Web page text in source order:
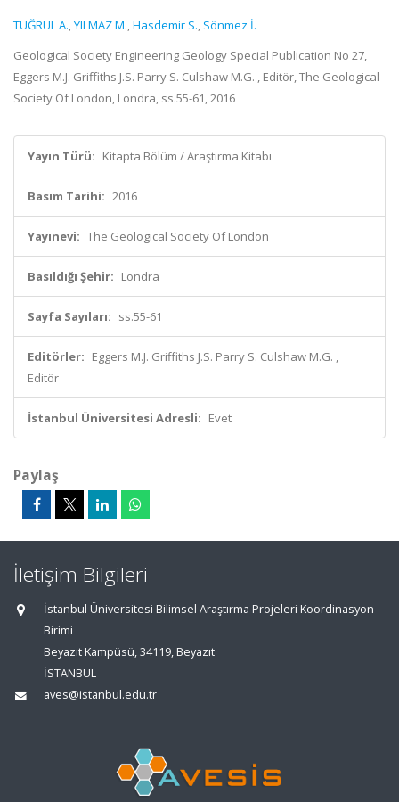
TUĞRUL A.,YILMAZ M.,Hasdemir S., Sönmez İ.
Geological Society Engineering Geology Special Publication No 27,
Eggers M.J. Griffiths J.S. Parry S. Culshaw M.G. , Editör, The Geological
Society Of London, Londra, ss.55-61, 2016
Yayın Türü: Kitapta Bölüm / Araştırma Kitabı
Basım Tarihi: 2016
Yayınevi: The Geological Society Of London
Basıldığı Şehir: Londra
Sayfa Sayıları: ss.55-61
Editörler: Eggers M.J. Griffiths J.S. Parry S. Culshaw M.G. ,
Editör
İstanbul Üniversitesi Adresli: Evet
Paylaş
İletişim Bilgileri
İstanbul Üniversitesi Bilimsel Araştırma Projeleri Koordinasyon
Birimi
Beyazıt Kampüsü, 34119, Beyazıt
İSTANBUL
aves@istanbul.edu.tr